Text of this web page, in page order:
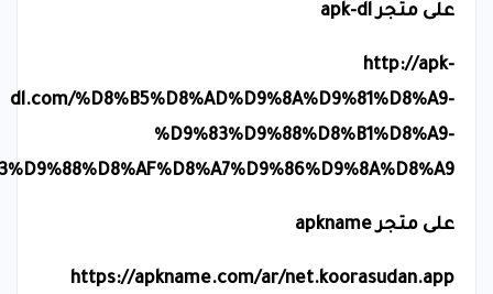
على متجرapk-dl
http://apk-
dl.com/%D8%B5%D8%AD%D9%8A%D9%81%D8%A9-
%D9%83%D9%88%D8%B1%D8%A9-
على متجرapkname
https://apkname.com/ar/net.koorasudan.app